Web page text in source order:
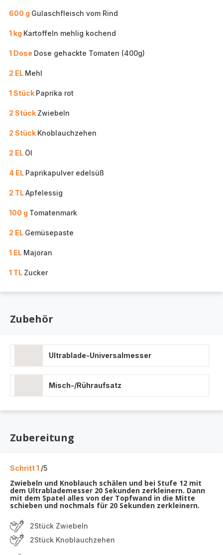
600 g Gulaschfleisch vom Rind
1 kg Kartoffeln mehlig kochend
1 Dose Dose gehackte Tomaten (400g)
2 EL Mehl
1 Stück Paprika rot
2 Stück Zwiebeln
2 Stück Knoblauchzehen
2 EL Öl
4 EL Paprikapulver edelsüß
2 TLApfelessig
100 g Tomatenmark
2 EL Gemüsepaste
1 EL Majoran
1 TL Zucker
Zubehör
Ultrablade-Universalmesser
Misch-/Rühraufsatz
Zubereitung
Schritt 1 /5
Zwiebeln und Knoblauch schälen und bei Stufe 12 mit
dem Ultrablademesser 20 Sekunden zerkleinern. Dann
mit dem Spatel alles von der Topfwand in die Mitte
schieben und nochmals für 20 Sekunden zerkleinern.
2Stück Zwiebeln
2Stück Knoblauchzehen